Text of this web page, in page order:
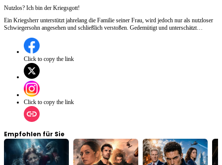
Nutzlos? Ich bin der Kriegsgott!
Ein Kriegsherr unterstützt jahrelang die Familie seiner Frau, wird jedoch nur als nutzloser
Schwiegersohn angesehen und schließlich verstoßen. Gedemütigt und unterschätzt
meisten weiterhin verspotten, steht eine Frau unbeirrt an seiner Seite. Auf einem
prunkvollen Bankett enthüllt er schließlich seine wahre Identität – und lässt all jene, die auf
ihn herabgesehen haben, in bitterer Reue zurück.
Click to copy the link
Click to copy the link
Empfohlen für Sie